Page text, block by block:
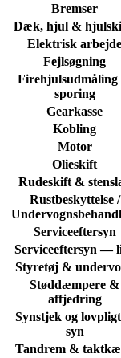
Bremser
Dæk, hjul &
Elektrisk arbejde
Fejlsøgning
Firehjulsudmåling
sporing
Gearkasse
Kobling
Motor
Olieskift
Rudeskift &
Rustbeskyttelse /
Serviceeftersyn
Serviceeftersyn —
Styretøj &
Støddæmpere &
affjedring
Synstjek og
syn
Tandrem &